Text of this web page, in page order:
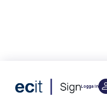
Logga in